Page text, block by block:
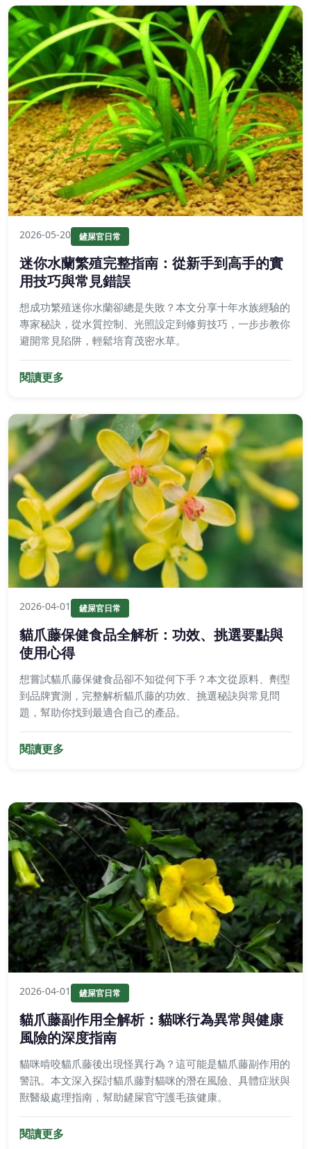
2026-05-20 鏟屎官日常
迷你水蘭繁殖完整指南：從新手到高手的實
用技巧與常見錯誤
想成功繁殖迷你水蘭卻總是失敗？本文分享十年水族經驗的
專家秘訣，從水質控制、光照設定到修剪技巧，一步步教你
避開常見陷阱，輕鬆培育茂密水草。
閱讀更多
2026-04-01 鏟屎官日常
貓爪藤保健食品全解析：功效、挑選要點與
使用心得
想嘗試貓爪藤保健食品卻不知從何下手？本文從原料、劑型
到品牌實測，完整解析貓爪藤的功效、挑選秘訣與常見問
題，幫助你找到最適合自己的產品。
閱讀更多
2026-04-01 鏟屎官日常
貓爪藤副作用全解析：貓咪行為異常與健康
風險的深度指南
貓咪啃咬貓爪藤後出現怪異行為？這可能是貓爪藤副作用的
警訊。本文深入探討貓爪藤對貓咪的潛在風險、具體症狀與
獸醫級處理指南，幫助鏟屎官守護毛孩健康。
閱讀更多